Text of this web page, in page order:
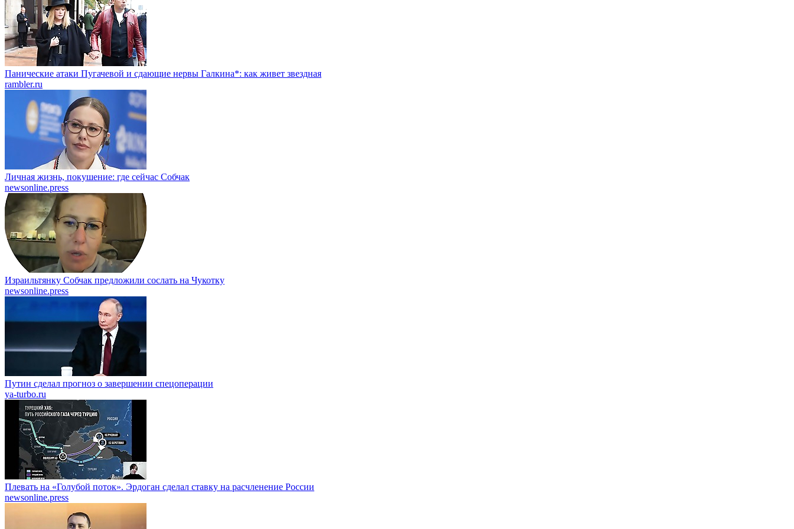
Панические атаки Пугачевой и сдающие нервы Галкина*: как живет звездная
rambler.ru
Личная жизнь, покушение: где сейчас Собчак
newsonline.press
Израильтянку Собчак предложили сослать на Чукотку
newsonline.press
Путин сделал прогноз о завершении спецоперации
ya-turbo.ru
Плевать на «Голубой поток». Эрдоган сделал ставку на расчленение России
newsonline.press